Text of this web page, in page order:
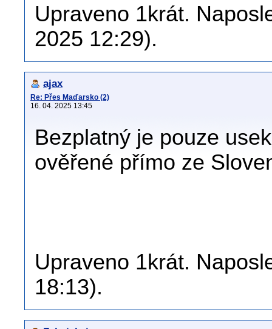
Upraveno 1krát.
2025 12:29).
ajax
Re: Přes Maďarsko (2)
16. 04. 2025 13:45
Bezplatný je pouze
ověřené přímo ze
Upraveno 1krát.
18:13).